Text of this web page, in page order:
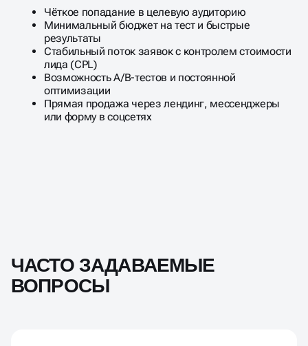
Чёткое попадание в целевую аудиторию
Минимальный бюджет на тест и быстрые
результаты
Стабильный поток заявок с контролем стоимости
лида (CPL)
Возможность A/B-тестов и постоянной
оптимизации
Прямая продажа через лендинг, мессенджеры
или форму в соцсетях
ЧАСТО ЗАДАВАЕМЫЕ
ВОПРОСЫ